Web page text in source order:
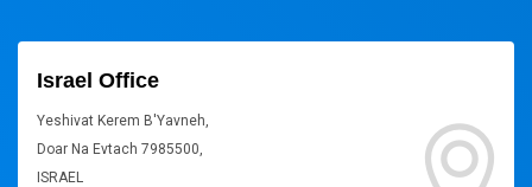
Israel Office
Yeshivat Kerem B'Yavneh,
Doar Na Evtach 7985500,
ISRAEL